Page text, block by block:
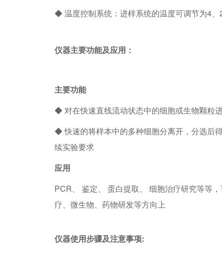
◆ 温度控制系统：进样系统的温度可调节为4
仪器主要功能及应用：
主要功能
◆ 对在快速直线流动状态中的细胞或生物颗粒
◆ 快速的将样本中的多种细胞分离开，分选后
续实验要求
应用
PCR、 鉴定、 蛋白提取、 细胞治疗研究等等
疗、微生物、药物研发等方向上
仪器使用步骤及注意事项: